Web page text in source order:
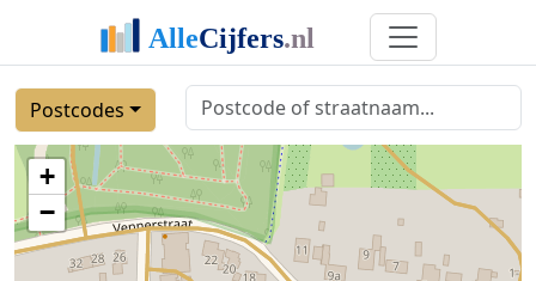
Postcodes
+
−